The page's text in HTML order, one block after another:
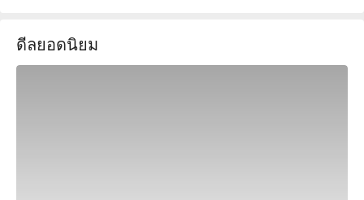
ผู้เชี่ยวชาญในการขับโกคาร์ท สถานที่นี้สามารถตอบสนองความ
ต้องการของคุณได้ มาสัมผัสความสนุกของสนามแข่งที่แตกต่าง
ดีลยอดนิยม